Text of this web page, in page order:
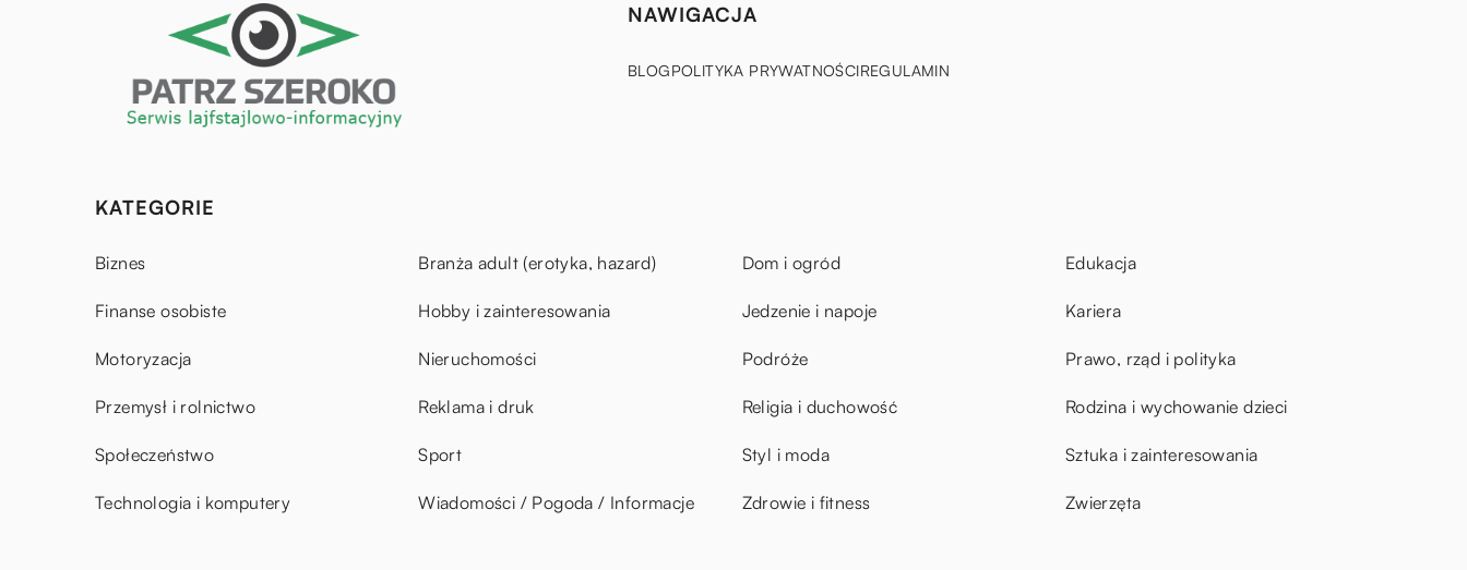
NAWIGACJA
BLOGPOLITYKA PRYWATNOŚCIREGULAMIN
KATEGORIE
Biznes Branża adult (erotyka, hazard) Dom i ogród Edukacja
Finanse osobiste Hobby i zainteresowania Jedzenie i napoje Kariera
Motoryzacja Nieruchomości Podróże Prawo, rząd i polityka
Przemysł i rolnictwo Reklama i druk Religia i duchowość Rodzina i wychowanie dzieci
Społeczeństwo Sport Styl i moda Sztuka i zainteresowania
Technologia i komputery Wiadomości / Pogoda / Informacje Zdrowie i fitness Zwierzęta